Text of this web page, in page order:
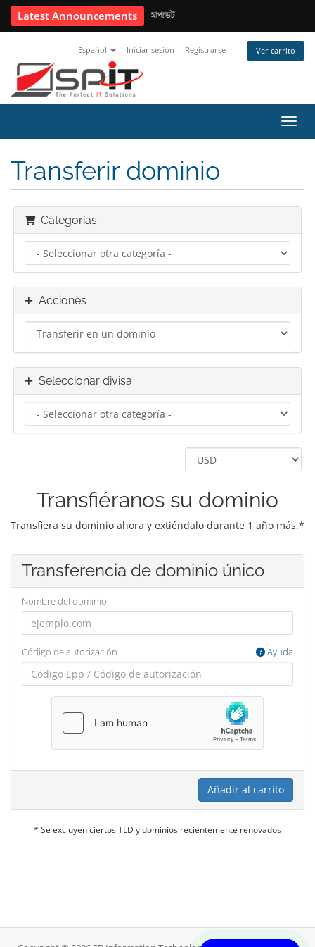
Latest Announcements
📢 USD কনভার্সন রেট আপডেট
Español Iniciar sesión Registrarse Ver carrito
Transferir dominio
Categorías
Acciones
Seleccionar divisa
Transfiéranos su dominio
Transfiera su dominio ahora y extiéndalo durante 1 año más.*
Transferencia de dominio único
Nombre del dominio
Código de autorización Ayuda
Añadir al carrito
* Se excluyen ciertos TLD y dominios recientemente renovados